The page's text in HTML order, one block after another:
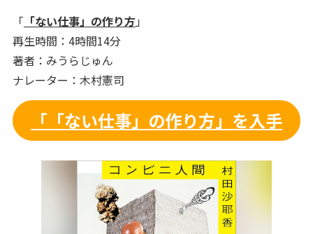
「 「ない仕事」の作り方」
再生時間：4時間14分
著者：みうらじゅん
ナレーター：木村憲司
「「ない仕事」の作り方」を入手